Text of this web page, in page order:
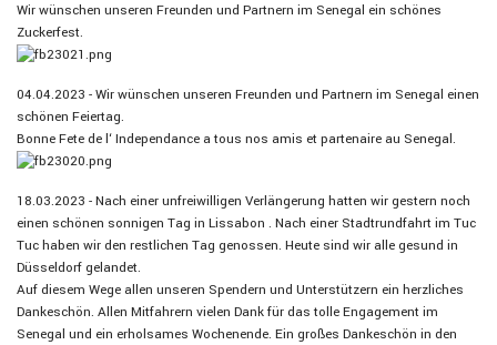
Wir wünschen unseren Freunden und Partnern im Senegal ein schönes
Zuckerfest.
04.04.2023 - Wir wünschen unseren Freunden und Partnern im Senegal einen
schönen Feiertag.
Bonne Fete de l‘ Independance a tous nos amis et partenaire au Senegal.
18.03.2023 - Nach einer unfreiwilligen Verlängerung hatten wir gestern noch
einen schönen sonnigen Tag in Lissabon . Nach einer Stadtrundfahrt im Tuc
Tuc haben wir den restlichen Tag genossen. Heute sind wir alle gesund in
Düsseldorf gelandet.
Auf diesem Wege allen unseren Spendern und Unterstützern ein herzliches
Dankeschön. Allen Mitfahrern vielen Dank für das tolle Engagement im
Senegal und ein erholsames Wochenende. Ein großes Dankeschön in den